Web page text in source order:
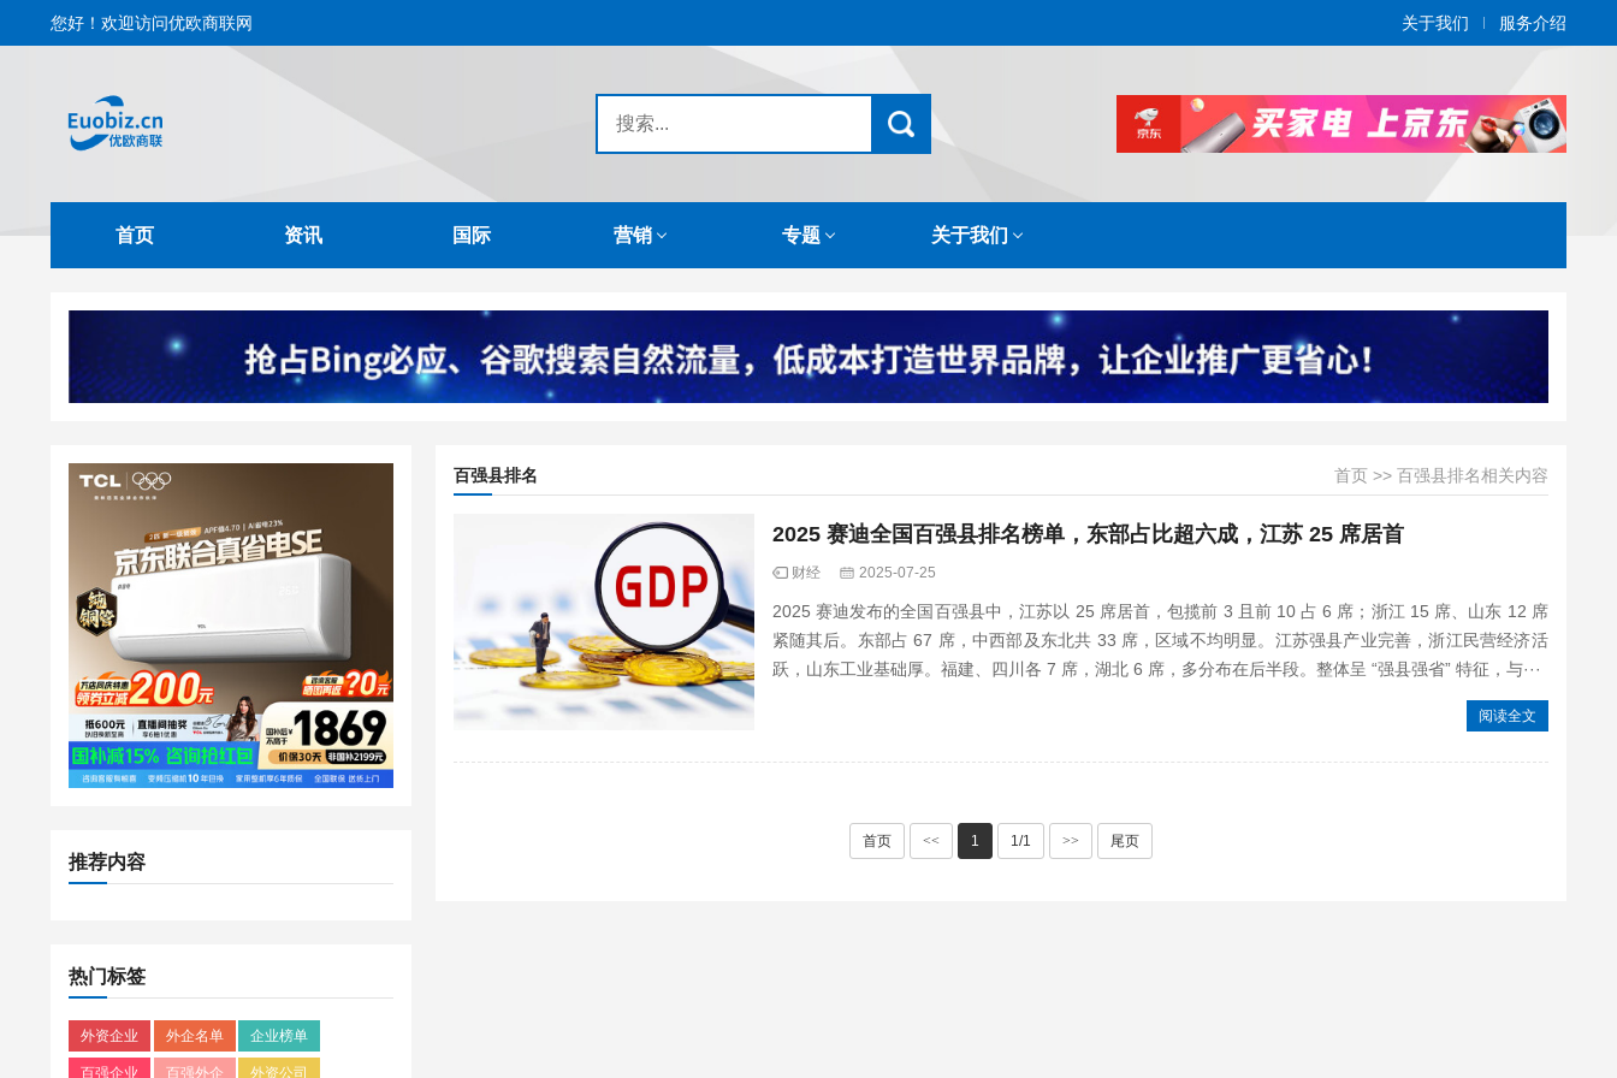
您好！欢迎访问优欧商联网 关于我们 服务介绍
首页 资讯 国际 营销 专题 关于我们
推荐内容
热门标签
外资企业 外企名单 企业榜单
百强企业 百强外企 外资公司
首页 >> 百强县排名相关内容
百强县排名
2025 赛迪全国百强县排名榜单，东部占比超六成，江苏 25 席居首
财经 2025-07-25
2025 赛迪发布的全国百强县中，江苏以 25 席居首，包揽前 3 且前 10 占 6 席；浙江 15 席、山东 12 席
紧随其后。东部占 67 席，中西部及东北共 33 席，区域不均明显。江苏强县产业完善，浙江民营经济活
跃，山东工业基础厚。福建、四川各 7 席，湖北 6 席，多分布在后半段。整体呈 “强县强省” 特征，与···
阅读全文
首页 << 1 1/1 >> 尾页